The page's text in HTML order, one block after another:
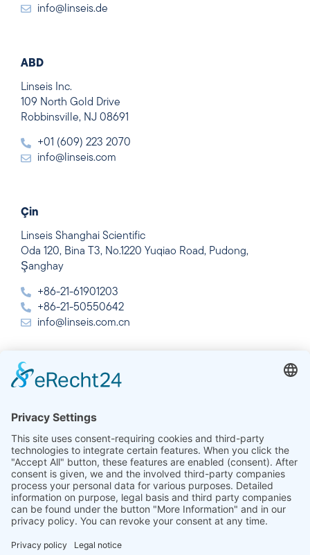
info@linseis.de
ABD
Linseis Inc.
109 North Gold Drive
Robbinsville, NJ 08691
+01 (609) 223 2070
info@linseis.com
Çin
Linseis Shanghai Scientific
Oda 120, Bina T3, No.1220 Yuqiao Road, Pudong,
Şanghay
+86-21-61901203
+86-21-50550642
info@linseis.com.cn
Hindistan
Plot 65, 2nd Floor, Sai Enclave,
+91-11-42883851
sales@linseis.in